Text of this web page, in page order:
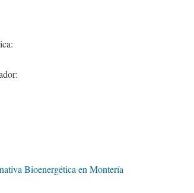
Bioenergética en Montería